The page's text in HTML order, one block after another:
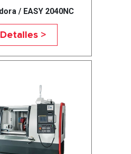
/ EASY 2040NC
Detalles >